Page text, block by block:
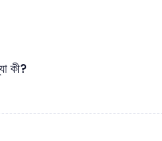
কী?